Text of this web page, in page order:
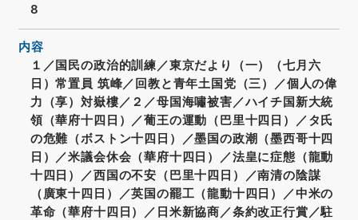
8
内容
１／国民の政治的訓練／東京だより（一）（七月六
日）常置員 筑峰／回教と青年土国党（三）／個人の偉
力（享）対嶽樓／２／母国海嘯被害／ハイチ国新大統
領（華府十四日）／葡王の運動（巴里十四日）／タ氏
の危難（ボストン十四日）／墨国の政潮（墨西哥十四
日）／米議会休会（華府十四日）／法皇に症態（龍動
十四日）／西国の不安（巴里十四日）／南清の陰謀
（廣東十四日）／英国の罷工（龍動十四日）／中米の
革命（華府十四日）／日米新協商／条約改正行賞／駐